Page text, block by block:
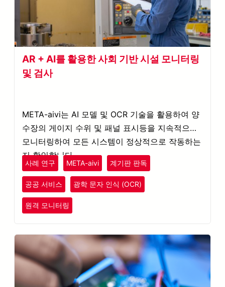
AR + AI를 활용한 사회 기반 시설 모니터링
및 검사
META-aivi는 AI 모델 및 OCR 기술을 활용하여 양
수장의 게이지 수위 및 패널 표시등을 지속적으로
모니터링하여 모든 시스템이 정상적으로 작동하는
지 확인합니다.
사례 연구 META-aivi 계기판 판독
공공 서비스 광학 문자 인식 (OCR)
원격 모니터링